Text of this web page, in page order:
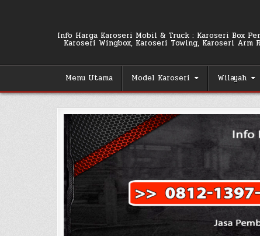
Info Harga Karoseri Mobil & Truck : Karoseri Box
Karoseri Wingbox, Karoseri Towing, Karoseri
Menu Utama Model Karoseri Wilayah